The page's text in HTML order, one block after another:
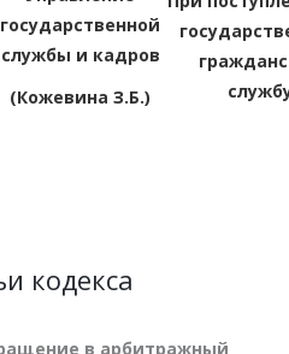
государственной
службы и кадров
(Кожевина З.Б.)
кодекса
в арбитражный